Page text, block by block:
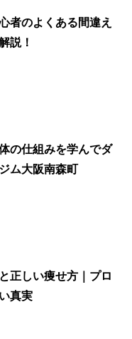
者のよくある間違え
説！
の仕組みを学んでダ
ム大阪南森町
正しい痩せ方｜プロ
真実